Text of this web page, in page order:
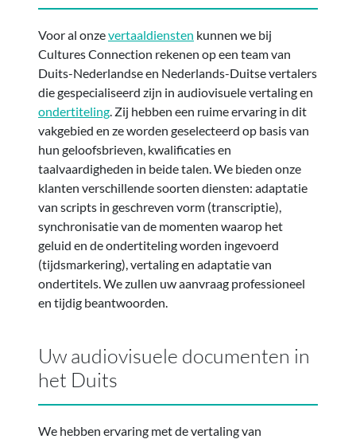
Voor al onzevertaaldiensten kunnen we bij
Cultures Connection rekenen op een team van
Duits-Nederlandse en Nederlands-Duitse vertalers
die gespecialiseerd zijn in audiovisuele vertaling en
ondertiteling. Zij hebben een ruime ervaring in dit
vakgebied en ze worden geselecteerd op basis van
hun geloofsbrieven, kwalificaties en
taalvaardigheden in beide talen. We bieden onze
klanten verschillende soorten diensten: adaptatie
van scripts in geschreven vorm (transcriptie),
synchronisatie van de momenten waarop het
geluid en de ondertiteling worden ingevoerd
(tijdsmarkering), vertaling en adaptatie van
ondertitels. We zullen uw aanvraag professioneel
en tijdig beantwoorden.
Uw audiovisuele documenten in
het Duits
We hebben ervaring met de vertaling van